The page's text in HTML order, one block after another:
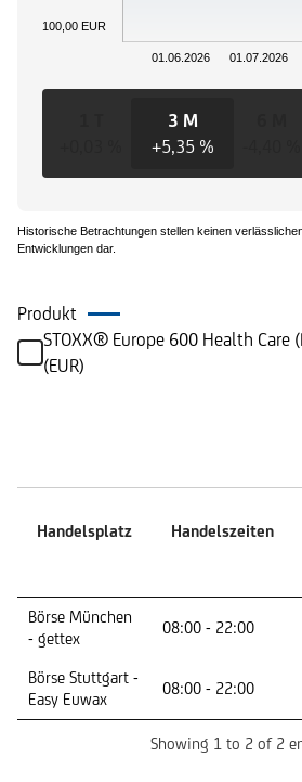
01.06.2026 01.07.2026
100,00 EUR
3 M
+5,35 %
Historische Betrachtungen stellen keinen
Entwicklungen dar.
Produkt
STOXX® Europe 600 Health Care
(EUR)
Handelsplatz Handelszeiten
Handelsplatz
Börse München
- gettex
08:00 - 22:00
Börse Stuttgart -
Easy Euwax
08:00 - 22:00
Showing 1 to 2 of 2